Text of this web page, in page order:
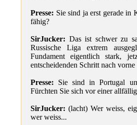
Presse: Sie sind ja erst gerade in
fähig?
SirJucker: Das ist schwer zu
Russische Liga extrem
Fundament eigentlich stark,
entscheidenden Schritt nach
Presse: Sie sind in Portugal
Fürchten Sie sich vor einer
SirJucker: (lacht) Wer weiss,
wer weiss...